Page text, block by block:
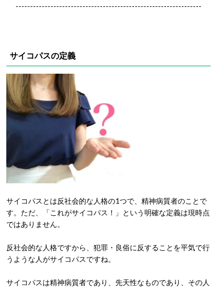
----------------------------------------------------------------
サイコパスの定義
サイコパスとは反社会的な人格の1つで、精神病質者のことで
す。ただ、「これがサイコパス！」という明確な定義は現時点
ではありません。
反社会的な人格ですから、犯罪・良俗に反することを平気で行
うような人がサイコパスですね。
サイコパスは精神病質者であり、先天性なものであり、その人